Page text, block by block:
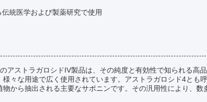
統医学および製薬研究で使用
アストラガロシドIV製品は、その純度と有効性で知られる高
々な用途で広く使用されています。アストラガロシド4とも
から抽出される主要なサポニンです。その汎用性により、数